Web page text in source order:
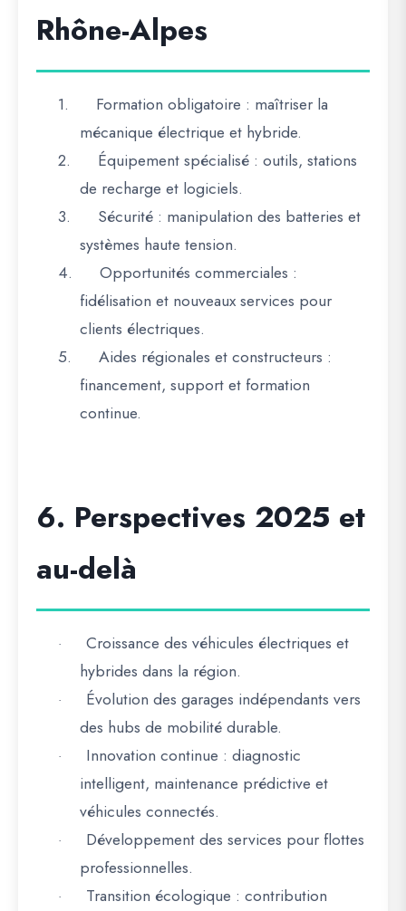
Rhône-Alpes
1. Formation obligatoire : maîtriser la
mécanique électrique et hybride.
2.
Équipement spécialisé : outils, stations
de recharge et logiciels.
3.
Sécurité : manipulation des batteries et
systèmes haute tension.
4.
Opportunités commerciales :
fidélisation et nouveaux services pour
clients électriques.
5.
Aides régionales et constructeurs :
financement, support et formation
continue.
6. Perspectives 2025 et
au-delà
·
Croissance des véhicules électriques et
hybrides dans la région.
·
Évolution des garages indépendants vers
des hubs de mobilité durable.
· Innovation continue : diagnostic
intelligent, maintenance prédictive et
véhicules connectés.
·
Développement des services pour flottes
professionnelles.
· Transition écologique : contribution